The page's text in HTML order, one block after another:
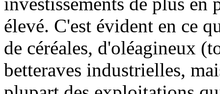
élevé. C'est évident en ce
de céréales, d'oléagineux
betteraves industrielles,